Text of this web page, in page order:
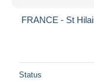
FRANCE - St
Status